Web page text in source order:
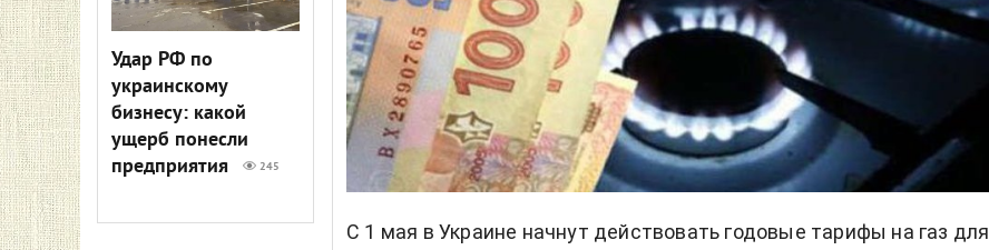
Удар РФ по
украинскому
бизнесу: какой
ущерб понесли
предприятия
245
С 1 мая в Украине начнут действовать годовые тарифы на газ для